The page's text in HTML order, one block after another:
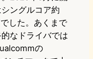
ングルコア約
した。あくまで
なドライバでは
の